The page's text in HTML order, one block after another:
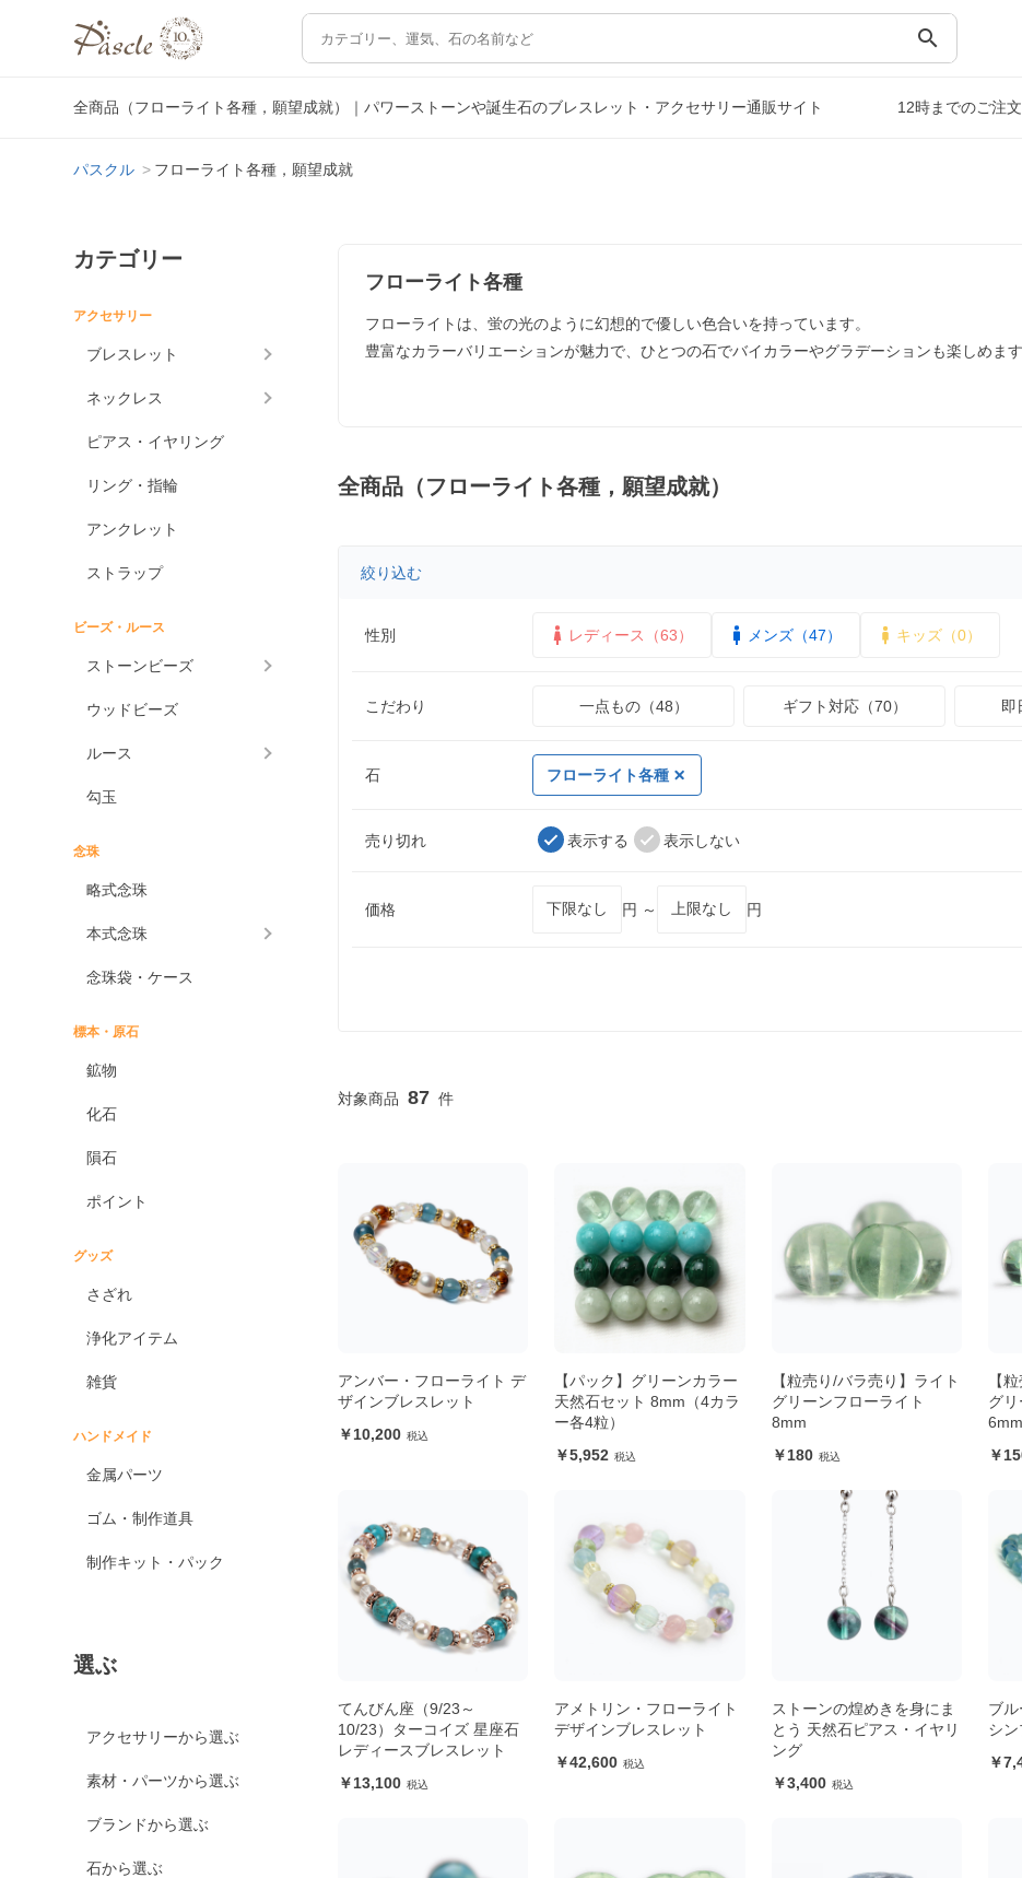
search
全商品（フローライト各種，願望成就）｜パワーストーンや誕生石のブレスレット・アクセサリー通販サイト 12時までのご注
パスクル フローライト各種，願望成就
カテゴリー
アクセサリー
ブレスレット
ネックレス
ピアス・イヤリング
リング・指輪
アンクレット
ストラップ
ビーズ・ルース
ストーンビーズ
ウッドビーズ
ルース
勾玉
念珠
略式念珠
本式念珠
念珠袋・ケース
標本・原石
鉱物
化石
隕石
ポイント
グッズ
さざれ
浄化アイテム
雑貨
ハンドメイド
金属パーツ
ゴム・制作道具
制作キット・パック
選ぶ
アクセサリーから選ぶ
素材・パーツから選ぶ
ブランドから選ぶ
石から選ぶ
フローライト各種
フローライトは、蛍の光のように幻想的で優しい色合いを持っています。
豊富なカラーバリエーションが魅力で、ひとつの石でバイカラーやグラデーションも楽しめます
全商品（フローライト各種，願望成就）
絞り込む
性別 レディース（63） メンズ（47） キッズ（0）
こだわり 一点もの（48） ギフト対応（70） 即
石 フローライト各種
売り切れ 表示する 表示しない
価格 円 ～ 円
87
アンバー・フローライト デ
ザインブレスレット
10,200
【パック】グリーンカラー
天然石セット 8mm（4カラ
ー各4粒）
5,952
【粒売り/バラ売り】ライト
グリーンフローライト
8mm
180
【
グ
6mm
てんびん座（9/23～
10/23）ターコイズ 星座石
レディースブレスレット
13,100
アメトリン・フローライト
デザインブレスレット
42,600
ストーンの煌めきを身にま
とう 天然石ピアス・イヤリ
ング
3,400
ブ
シ